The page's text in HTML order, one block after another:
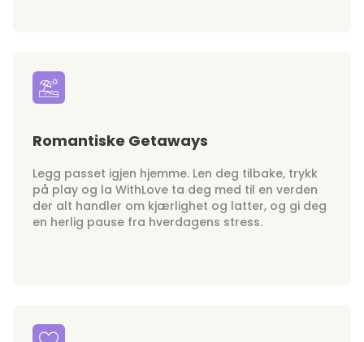
Romantiske Getaways
Legg passet igjen hjemme. Len deg tilbake, trykk
på play og la WithLove ta deg med til en verden
der alt handler om kjærlighet og latter, og gi deg
en herlig pause fra hverdagens stress.